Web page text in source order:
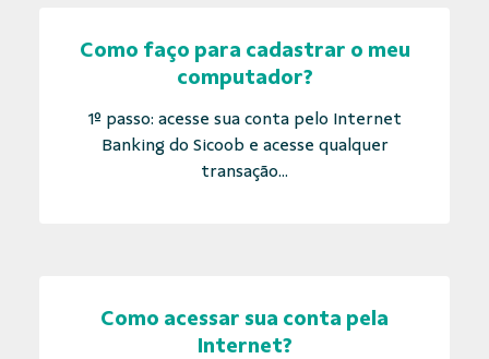
Como faço para cadastrar o meu
computador?
1º passo: acesse sua conta pelo Internet
Banking do Sicoob e acesse qualquer
transação...
Como acessar sua conta pela
Internet?